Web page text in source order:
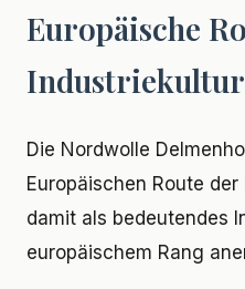
Europäische
Industriekultur
Die Nordwolle
Europäischen Route
damit als bedeutendes
europäischem Rang